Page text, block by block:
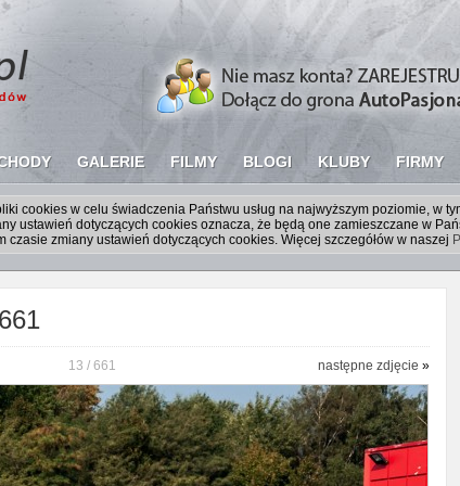
GALERIE FILMY BLOGI KLUBY FIRMY
cookies w celu świadczenia Państwu usług na najwyższym poziomie, w
ustawień dotyczących cookies oznacza, że będą one zamieszczane w
czasie zmiany ustawień dotyczących cookies. Więcej szczegółów w naszej
13 / 661 następne zdjęcie »